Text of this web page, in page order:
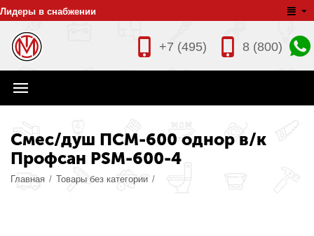
Лидеры в снабжении
8 (800)
+7 (495)
Смес/душ ПСМ-600 однор в/к
Профсан PSM-600-4
Главная / Товары без категории /